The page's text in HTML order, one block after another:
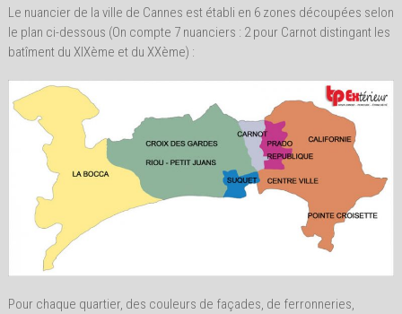
Le nuancier de la ville de Cannes est établi en 6 zones découpées selon
le plan ci-dessous (On compte 7 nuanciers : 2 pour Carnot distingant les
batîment du XIXème et du XXème) :
Pour chaque quartier, des couleurs de façades, de ferronneries,